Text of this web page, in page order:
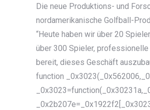
Die neue Produktions- und
nordamerikanische Golfball-
“Heute haben wir über 20
über 300 Spieler,
bereit, dieses Geschäft
function